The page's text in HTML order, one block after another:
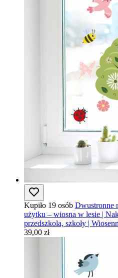
Kupiło 19 osób Dwustronne
użytku – wiosna w lesie |
przedszkola, szkoły |
39,00 zł